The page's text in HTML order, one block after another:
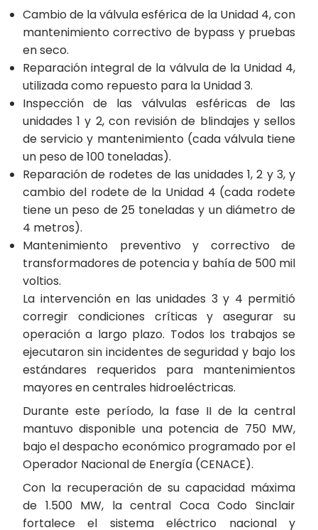
Cambio de la válvula esférica de la Unidad 4, con
mantenimiento correctivo de bypass y pruebas
en seco.
Reparación integral de la válvula de la Unidad 4,
utilizada como repuesto para la Unidad 3.
Inspección de las válvulas esféricas de las
unidades 1 y 2, con revisión de blindajes y sellos
de servicio y mantenimiento (cada válvula tiene
un peso de 100 toneladas).
Reparación de rodetes de las unidades 1, 2 y 3, y
cambio del rodete de la Unidad 4 (cada rodete
tiene un peso de 25 toneladas y un diámetro de
4 metros).
Mantenimiento preventivo y correctivo de
transformadores de potencia y bahía de 500 mil
voltios.
La intervención en las unidades 3 y 4 permitió
corregir condiciones críticas y asegurar su
operación a largo plazo. Todos los trabajos se
ejecutaron sin incidentes de seguridad y bajo los
estándares requeridos para mantenimientos
mayores en centrales hidroeléctricas.
Durante este período, la fase II de la central
mantuvo disponible una potencia de 750 MW,
bajo el despacho económico programado por el
Operador Nacional de Energía (CENACE).
Con la recuperación de su capacidad máxima
de 1.500 MW, la central Coca Codo Sinclair
fortalece el sistema eléctrico nacional y